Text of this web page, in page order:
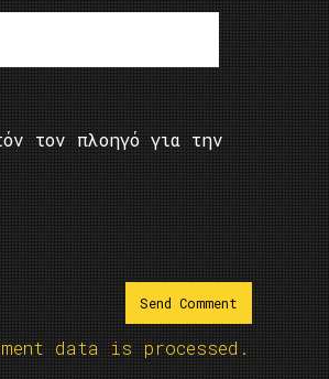
τον πλοηγό για την
data is processed.